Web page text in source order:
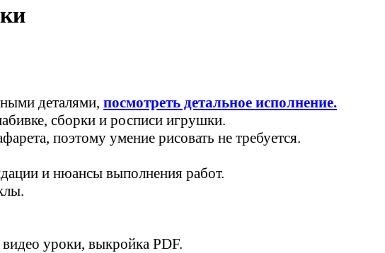
деталями, посмотреть детальное исполнение.
сборки и росписи игрушки.
поэтому умение рисовать не требуется.
и нюансы выполнения работ.
уроки, выкройка PDF.